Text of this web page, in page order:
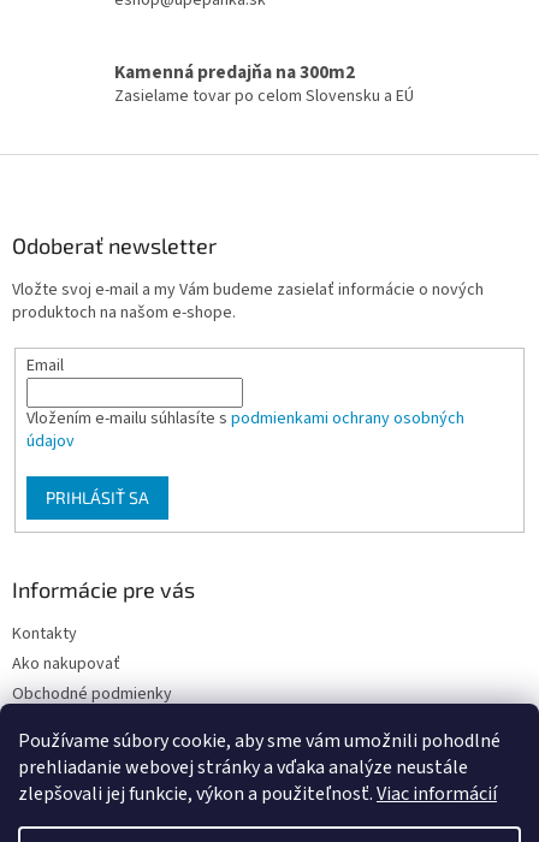
Používame súbory cookie, aby sme vám umožnili pohodlné
prehliadanie webovej stránky a vďaka analýze neustále
zlepšovali jej funkcie, výkon a použiteľnosť.Viac informácií
y
v
p
Kamenná predajňa na 300m2
Zasielame tovar po celom Slovensku a EÚ
Odoberať newsletter
Vložte svoj e-mail a my Vám budeme zasielať informácie o nových
produktoch na našom e-shope.
Email
Vložením e-mailu súhlasíte s podmienkami ochrany osobných
údajov
PRIHLÁSIŤ SA
Informácie pre vás
Kontakty
Ako nakupovať
Obchodné podmienky
Moja objednávka